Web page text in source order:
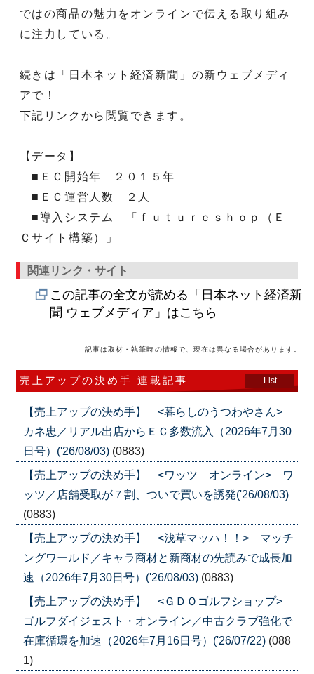
ではの商品の魅力をオンラインで伝える取り組み
に注力している。
続きは「日本ネット経済新聞」の新ウェブメディ
アで！
下記リンクから閲覧できます。
【データ】
■ＥＣ開始年 ２０１５年
■ＥＣ運営人数 ２人
■導入システム 「ｆｕｔｕｒｅｓｈｏｐ（Ｅ
Ｃサイト構築）」
関連リンク・サイト
この記事の全文が読める「日本ネット経済新
聞 ウェブメディア」はこちら
記事は取材・執筆時の情報で、現在は異なる場合があります。
売上アップの決め手 連載記事 List
【売上アップの決め手】 <暮らしのうつわやさん>
カネ忠／リアル出店からＥＣ多数流入（2026年7月30
日号）('26/08/03) (0883)
【売上アップの決め手】 <ワッツ オンライン> ワ
ッツ／店舗受取が７割、ついで買いを誘発('26/08/03)
(0883)
【売上アップの決め手】 <浅草マッハ！！> マッチ
ングワールド／キャラ商材と新商材の先読みで成長加
速（2026年7月30日号）('26/08/03) (0883)
【売上アップの決め手】 <ＧＤＯゴルフショップ>
ゴルフダイジェスト・オンライン／中古クラブ強化で
在庫循環を加速（2026年7月16日号）('26/07/22) (088
1)